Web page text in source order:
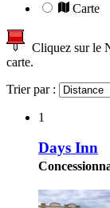
Carte
Cliquez sur le
carte.
Trier par :
1
Days Inn